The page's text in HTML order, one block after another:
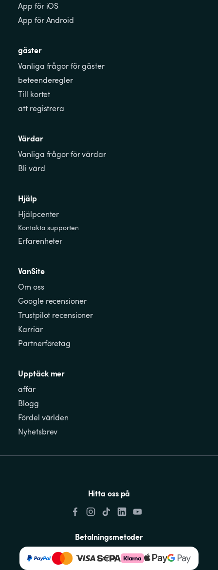
App för iOS
App för Android
gäster
Vanliga frågor för gäster
beteenderegler
Till kortet
att registrera
Värdar
Vanliga frågor för värdar
Bli värd
Hjälp
Hjälpcenter
Kontakta supporten
Erfarenheter
VanSite
Om oss
Google recensioner
Trustpilot recensioner
Karriär
Partnerföretag
Upptäck mer
affär
Blogg
Fördel världen
Nyhetsbrev
Hitta oss på
Betalningsmetoder